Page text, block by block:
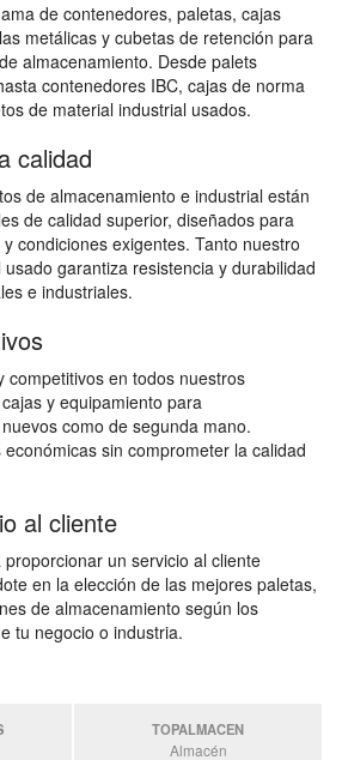
de contenedores, paletas, cajas
metálicas y cubetas de retención para
almacenamiento. Desde palets
contenedores IBC, cajas de norma
de material industrial usados.
calidad
de almacenamiento e industrial están
de calidad superior, diseñados para
condiciones exigentes. Tanto nuestro
garantiza resistencia y durabilidad
e industriales.
competitivos en todos nuestros
y equipamiento para
como de segunda mano.
sin comprometer la calidad
al cliente
un servicio al cliente
en la elección de las mejores paletas,
de almacenamiento según los
tu negocio o industria.
TOPALMACEN
Almacén